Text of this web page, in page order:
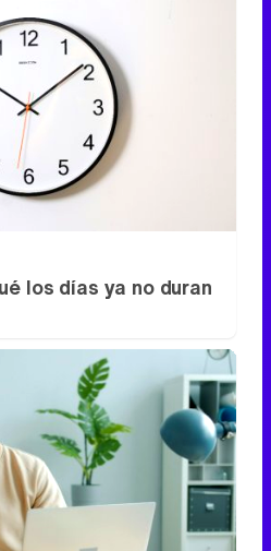
los días ya no duran
que necesitas